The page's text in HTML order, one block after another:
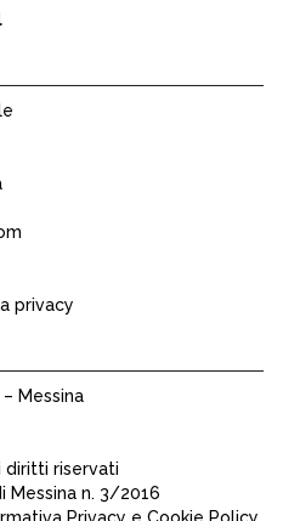
privacy
– Messina
diritti riservati
Messina n. 3/2016
Privacy e Cookie Policy